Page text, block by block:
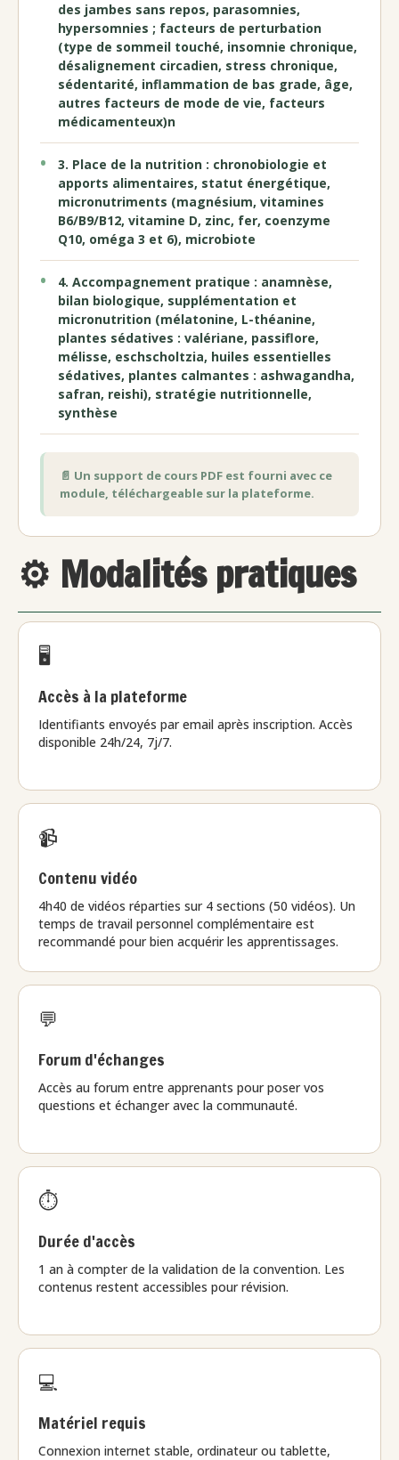
des jambes sans repos, parasomnies,
hypersomnies ; facteurs de perturbation
(type de sommeil touché, insomnie chronique,
désalignement circadien, stress chronique,
sédentarité, inflammation de bas grade, âge,
autres facteurs de mode de vie, facteurs
médicamenteux)n
3. Place de la nutrition : chronobiologie et
apports alimentaires, statut énergétique,
micronutriments (magnésium, vitamines
B6/B9/B12, vitamine D, zinc, fer, coenzyme
Q10, oméga 3 et 6), microbiote
4. Accompagnement pratique : anamnèse,
bilan biologique, supplémentation et
micronutrition (mélatonine, L-théanine,
plantes sédatives : valériane, passiflore,
mélisse, eschscholtzia, huiles essentielles
sédatives, plantes calmantes : ashwagandha,
safran, reishi), stratégie nutritionnelle,
synthèse
📄 Un support de cours PDF est fourni avec ce
module, téléchargeable sur la plateforme.
⚙️ Modalités pratiques
🖥️
Accès à la plateforme
Identifiants envoyés par email après inscription. Accès
disponible 24h/24, 7j/7.
📹
Contenu vidéo
4h40 de vidéos réparties sur 4 sections (50 vidéos). Un
temps de travail personnel complémentaire est
recommandé pour bien acquérir les apprentissages.
💬
Forum d'échanges
Accès au forum entre apprenants pour poser vos
questions et échanger avec la communauté.
⏱️
Durée d'accès
1 an à compter de la validation de la convention. Les
contenus restent accessibles pour révision.
💻
Matériel requis
Connexion internet stable, ordinateur ou tablette,